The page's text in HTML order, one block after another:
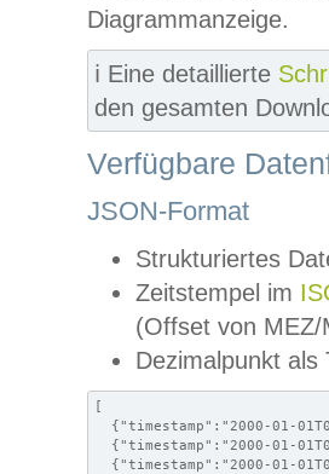
Diagrammanzeige.
ℹ️ Eine detaillierte
den gesamten
Verfügbare
JSON-Format
Strukturiertes
Zeitstempel im
(Offset von MEZ/
Dezimalpunkt als
[
{"timestamp":"2000-01-
{"timestamp":"2000-01-
{"timestamp":"2000-01-